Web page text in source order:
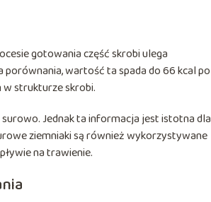
gotowania część skrobi ulega
porównania, wartość ta spada do 66 kcal po
strukturze skrobi.
Jednak ta informacja jest istotna dla
ziemniaki są również wykorzystywane
na trawienie.